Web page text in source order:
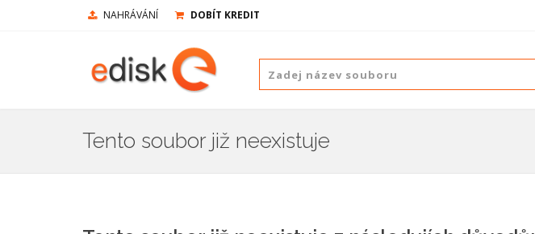
NAHRÁVÁNÍ DOBÍT KREDIT
Tento soubor již neexistuje